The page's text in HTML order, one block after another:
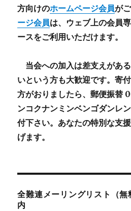
方向けのホームページ会員が
ージ会員は、ウェブ上の会員
ースをご利用いただけます。
当会への加入は差支えがあ
いという方も大歓迎です。寄
方がおりましたら、郵便振替
ンコクナンミンベンゴダンレ
付下さい。あなたの特別な支
げます。
全難連メーリングリスト（
内